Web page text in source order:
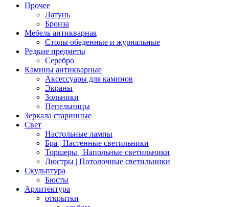
Прочее
Латунь
Бронза
Мебель антикварная
Столы обеденные и журнальные
Редкие предметы
Серебро
Камины антикварные
Аксессуары для каминов
Экраны
Зольники
Пепельницы
Зеркала старинные
Свет
Настольные лампы
Бра | Настенные светильники
Торшеры | Напольные светильники
Люстры | Потолочные светильники
Скульптура
Бюсты
Архитектура
открытки